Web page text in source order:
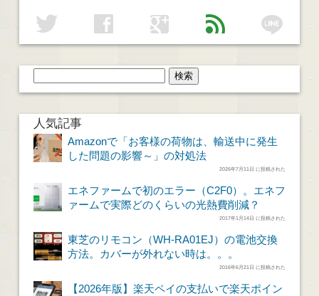
twitter facebook google feed line
人気記事
Amazonで「お客様の荷物は、輸送中に発生
した問題の影響～」の対処法
2026年7月11日 に投稿された
エネファームで初のエラー（C2F0）。エネフ
ァームで実際どのくらいの光熱費削減？
2017年1月14日 に投稿された
東芝のリモコン（WH-RA01EJ）の電池交換
方法。カバーが外れない時は。。。
2016年6月21日 に投稿された
【2026年版】楽天ペイの支払いで楽天ポイン